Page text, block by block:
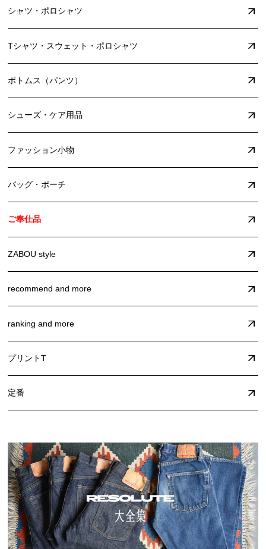
シャツ・ポロシャツ
Tシャツ・スウェット・ポロシャツ
ボトムス（パンツ）
シューズ・ケア用品
ファッション小物
バッグ・ポーチ
ご奉仕品
ZABOU style
recommend and more
ranking and more
プリントT
定番